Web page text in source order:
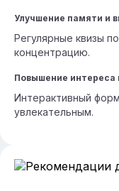
Улучшение памяти и
Регулярные квизы
концентрацию.
Повышение интереса
Интерактивный
увлекательным.